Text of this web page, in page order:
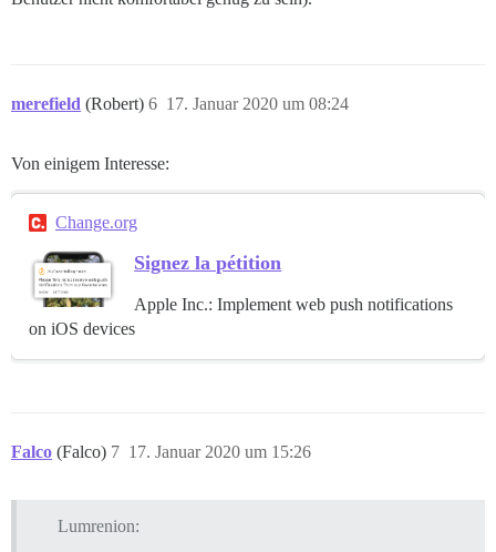
merefield (Robert) 17. Januar 2020 um 08:24
6
Von einigem Interesse:
Change.org
Signez la pétition
Apple Inc.: Implement web push notifications
on iOS devices
Falco (Falco) 17. Januar 2020 um 15:26
7
Lumrenion: